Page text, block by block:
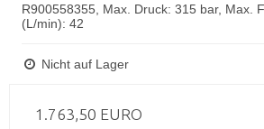
R900558355, Max. Druck: 315 bar, Max.
(L/min): 42
Nicht auf Lager
1.763,50 EURO